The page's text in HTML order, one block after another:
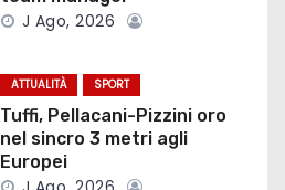
J Ago, 2026
ATTUALITÀ SPORT
Tuffi, Pellacani-Pizzini oro
nel sincro 3 metri agli
Europei